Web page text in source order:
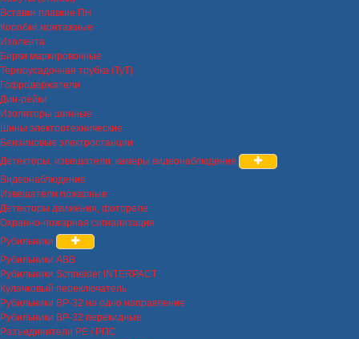
Вставки плавкие ПН
Коробки монтажные
Изолента
Бирки маркировочные
Термоусадочная трубка (ТуТ)
Гофродержатели
Дин-рейки
Изоляторы шинные
Шины электротехнические
Бензиновые электростанции
Детекторы, извещатели, камеры видеонаблюдения
Видеонаблюдение
Извещатели пожарные
Детекторы движения, фотореле
Охранно-пожарная сигнализация
Рубильники
Рубильники ABB
Рубильники Schneider INTERPACT
Кулачковый переключатель
Рубильники ВР-32 на одно направление
Рубильники ВР-32 перекидные
Разъединители РЕ / РПС